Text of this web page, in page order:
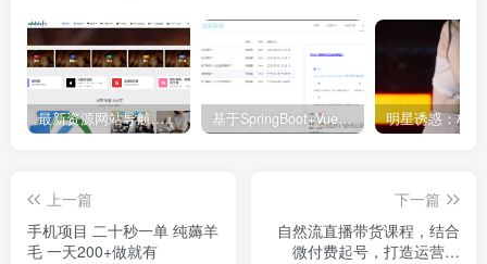
最新资源网站导航,让你的资源爆满！推荐5个优质互联网资源分享网站 基于SpringBoot+Vue.js智能考试系统(源码+文档+视频+包运行)
上一篇
手机项目 二十秒一单 纯薅羊
毛 一天200+做就有
下一篇
自然流直播带货课程，结合
微付费起号，打造运营主